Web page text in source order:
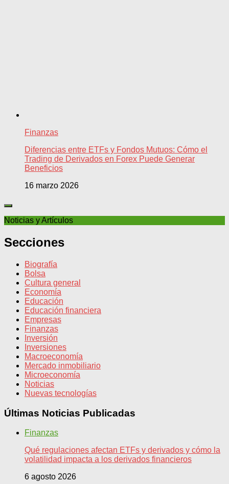
Finanzas
Diferencias entre ETFs y Fondos Mutuos: Cómo el
Trading de Derivados en Forex Puede Generar
Beneficios
16 marzo 2026
Noticias y Artículos
Secciones
Biografía
Bolsa
Cultura general
Economía
Educación
Educación financiera
Empresas
Finanzas
Inversión
Inversiones
Macroeconomía
Mercado inmobiliario
Microeconomía
Noticias
Nuevas tecnologías
Últimas Noticias Publicadas
Finanzas
Qué regulaciones afectan ETFs y derivados y cómo la
volatilidad impacta a los derivados financieros
6 agosto 2026